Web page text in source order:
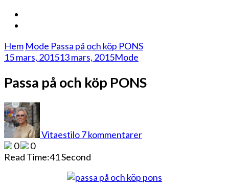
Hem Mode Passa på och köp PONS
15 mars, 201513 mars, 2015Mode
Passa på och köp PONS
Vitaestilo7 kommentarer
och
0
0
Read Time:41 Second